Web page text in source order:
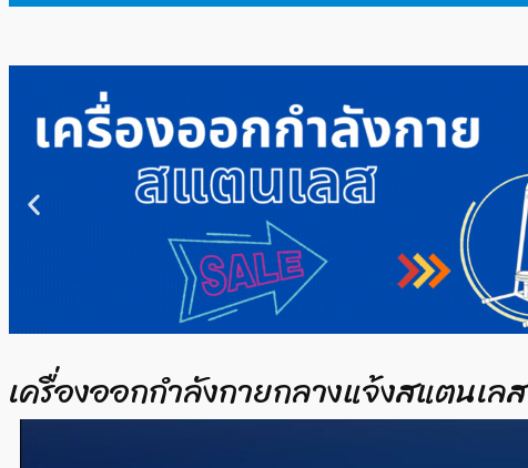
เครื่องออกกำลังกายกลางแจ้งสแตนเลส